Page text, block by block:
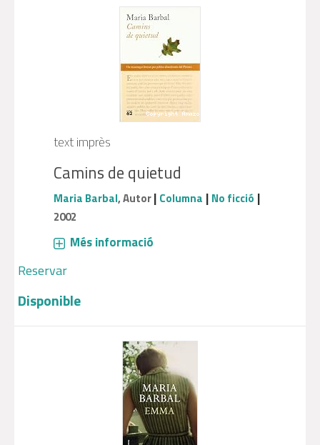
text imprès
Camins de quietud
Maria Barbal, Autor| Columna | No ficció |
2002
Més informació
Reservar
Disponible